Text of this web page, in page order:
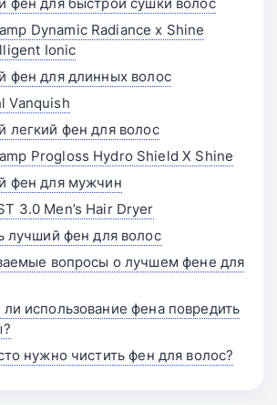
Dynamic Radiance x Shine
Ionic󠁩󠁩󠁩󠁩󠁩󠁩
фен для длинных волос
Vanquish󠁩󠁩󠁩󠁩󠁩󠁩
легкий фен для волос
Progloss Hydro Shield X Shine
фен для мужчин
3.0 Men’s Hair Dryer
лучший фен для волос
вопросы о лучшем фене для
использование фена повредить
нужно чистить фен для волос?